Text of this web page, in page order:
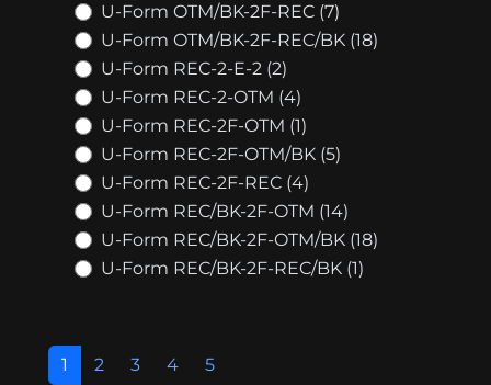
U-Form OTM/BK-2F-REC (7)
U-Form OTM/BK-2F-REC/BK (18)
U-Form REC-2-E-2 (2)
U-Form REC-2-OTM (4)
U-Form REC-2F-OTM (1)
U-Form REC-2F-OTM/BK (5)
U-Form REC-2F-REC (4)
U-Form REC/BK-2F-OTM (14)
U-Form REC/BK-2F-OTM/BK (18)
U-Form REC/BK-2F-REC/BK (1)
1 2 3 4 5